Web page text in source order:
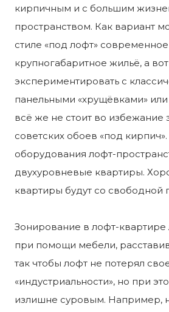
кирпичным и с большим
пространством. Как вариант
стиле «под лофт» современное
крупногабаритное жильё, а вот
экспериментировать с
панельными «хрущёвками»
всё же не стоит во избежание
советских обоев «под
оборудования лофт-
двухуровневые квартиры.
квартиры будут со свободной
Зонирование в лофт-квартире
при помощи мебели,
так чтобы лофт не потерял
«индустриальности», но при
излишне суровым. Например,